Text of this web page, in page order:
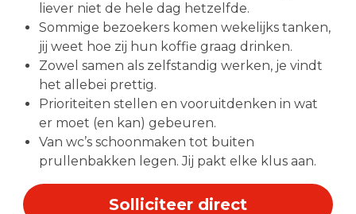
liever niet de hele dag hetzelfde.
Sommige bezoekers komen wekelijks tanken,
jij weet hoe zij hun koffie graag drinken.
Zowel samen als zelfstandig werken, je vindt
het allebei prettig.
Prioriteiten stellen en vooruitdenken in wat
er moet (en kan) gebeuren.
Van wc’s schoonmaken tot buiten
prullenbakken legen. Jij pakt elke klus aan.
Solliciteer direct